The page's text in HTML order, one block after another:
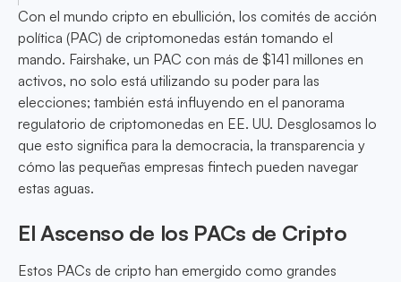
Con el mundo cripto en ebullición, los comités de acción
política (PAC) de criptomonedas están tomando el
mando. Fairshake, un PAC con más de $141 millones en
activos, no solo está utilizando su poder para las
elecciones; también está influyendo en el panorama
regulatorio de criptomonedas en EE. UU. Desglosamos lo
que esto significa para la democracia, la transparencia y
cómo las pequeñas empresas fintech pueden navegar
estas aguas.
El Ascenso de los PACs de Cripto
Estos PACs de cripto han emergido como grandes